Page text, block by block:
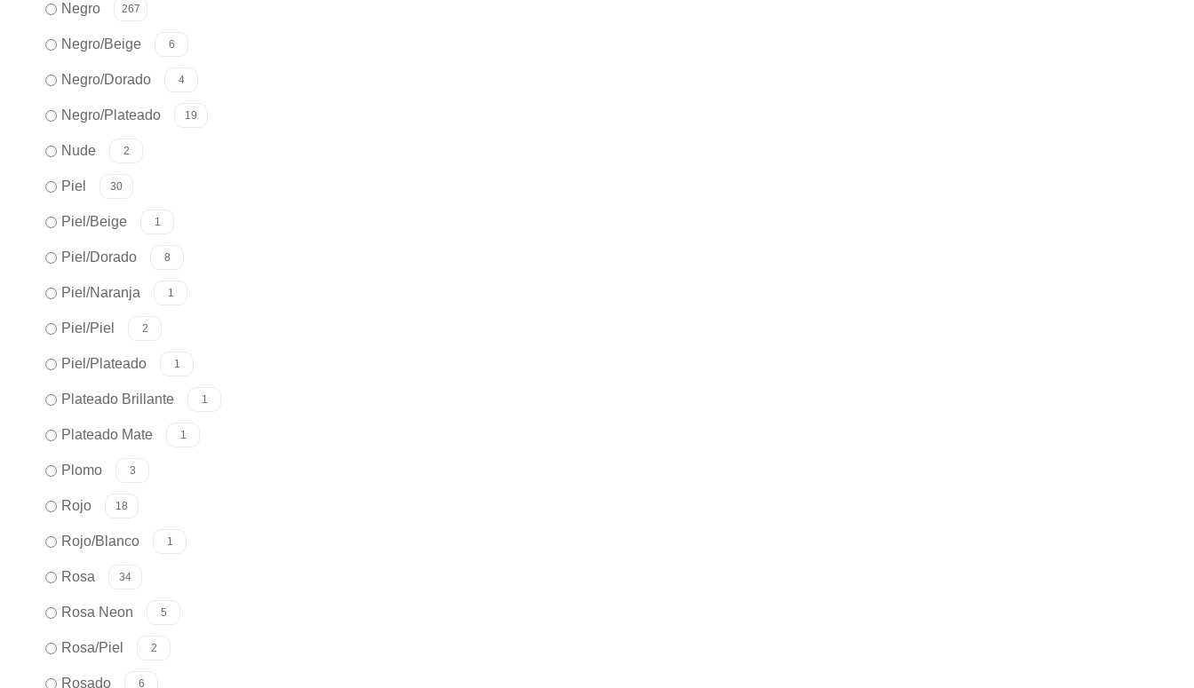
Negro 267
Negro/Beige 6
Negro/Dorado 4
Negro/Plateado 19
Nude 2
Piel 30
Piel/Beige 1
Piel/Dorado 8
Piel/Naranja 1
Piel/Piel 2
Piel/Plateado 1
Plateado Brillante 1
Plateado Mate 1
Plomo 3
Rojo 18
Rojo/Blanco 1
Rosa 34
Rosa Neon 5
Rosa/Piel 2
Rosado 6